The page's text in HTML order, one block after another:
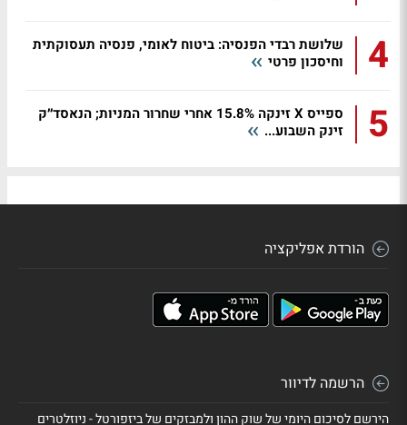
4
שלושת רבדי הפנסיה: ביטוח לאומי, פנסיה תעסוקתית
וחיסכון פרטי
5
ספייס X זינקה 15.8% אחרי שחרור המניות; הנאסד״ק
זינק השבוע...
הורדת אפליקציה
הרשמה לדיוור
הירשם לסיכום היומי של שוק ההון ולמבזקים של ביזפורטל - ניוזלטרים